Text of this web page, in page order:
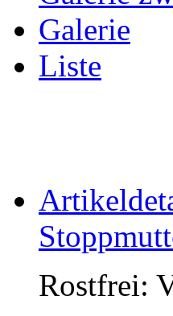
Galerie
Liste
Rostfrei: